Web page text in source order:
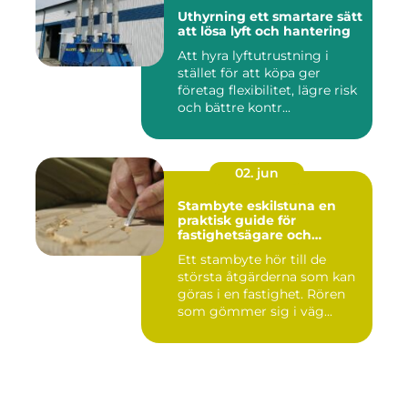
Uthyrning ett smartare sätt
att lösa lyft och hantering
Att hyra lyftutrustning i
stället för att köpa ger
företag flexibilitet, lägre risk
och bättre kontr...
02. jun
Stambyte eskilstuna en
praktisk guide för
fastighetsägare och
Ett stambyte hör till de
största åtgärderna som kan
göras i en fastighet. Rören
som gömmer sig i väg...